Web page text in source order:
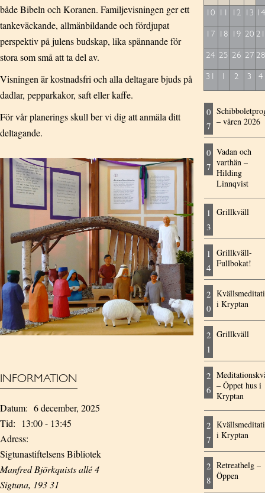
både Bibeln och Koranen. Familjevisningen ger ett
tankeväckande, allmänbildande och fördjupat
perspektiv på julens budskap, lika spännande för
stora som små att ta del av.
Visningen är kostnadsfri och alla deltagare bjuds på
dadlar, pepparkakor, saft eller kaffe.
För vår planerings skull ber vi dig att anmäla ditt
deltagande.
INFORMATION
Datum: 6 december, 2025
Tid:
13:00 - 13:45
Adress:
Sigtunastiftelsens Bibliotek
Manfred Björkquists allé 4
Sigtuna, 193 31
10 11 12 13
17 18 19 20
24 25 26 27
31 1 2 3 4
0
7 – våren 2026
0
7
Vadan och
varthän –
Hilding
Linnqvist
1
3
Grillkväll
1
4
Grillkväll-
Fullbokat!
2
0 i Kryptan
2
1
Grillkväll
2
6 – Öppet hus i
Kryptan
2
7 i Kryptan
2
8
Retreathelg –
Öppen